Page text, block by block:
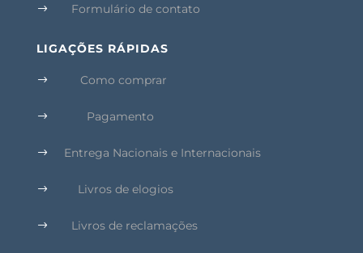
$ Formulário de contato
LIGAÇÕES RÁPIDAS
$ Como comprar
$ Pagamento
$ Entrega Nacionais e Internacionais
$ Livros de elogios
$ Livros de reclamações